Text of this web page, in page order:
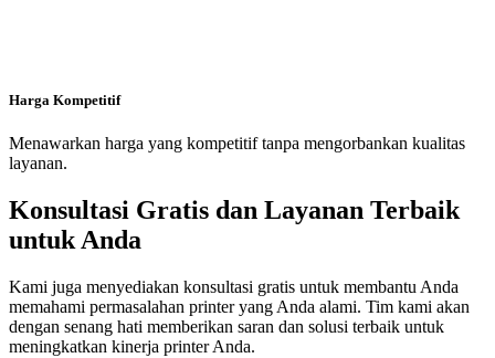
Harga Kompetitif
Menawarkan harga yang kompetitif tanpa mengorbankan kualitas
layanan.
Konsultasi Gratis dan Layanan Terbaik
untuk Anda
Kami juga menyediakan konsultasi gratis untuk membantu Anda
memahami permasalahan printer yang Anda alami. Tim kami akan
dengan senang hati memberikan saran dan solusi terbaik untuk
meningkatkan kinerja printer Anda.